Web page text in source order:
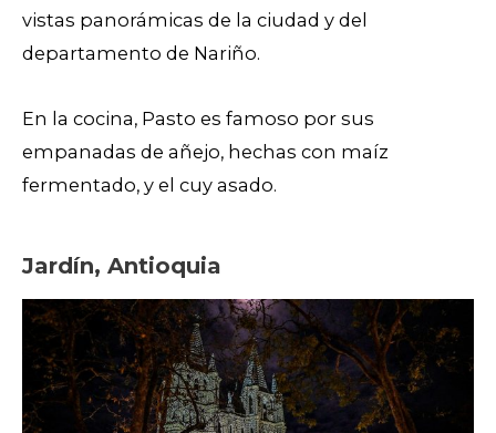
vistas panorámicas de la ciudad y del
departamento de Nariño.
En la cocina, Pasto es famoso por sus
empanadas de añejo, hechas con maíz
fermentado, y el cuy asado.
Jardín, Antioquia